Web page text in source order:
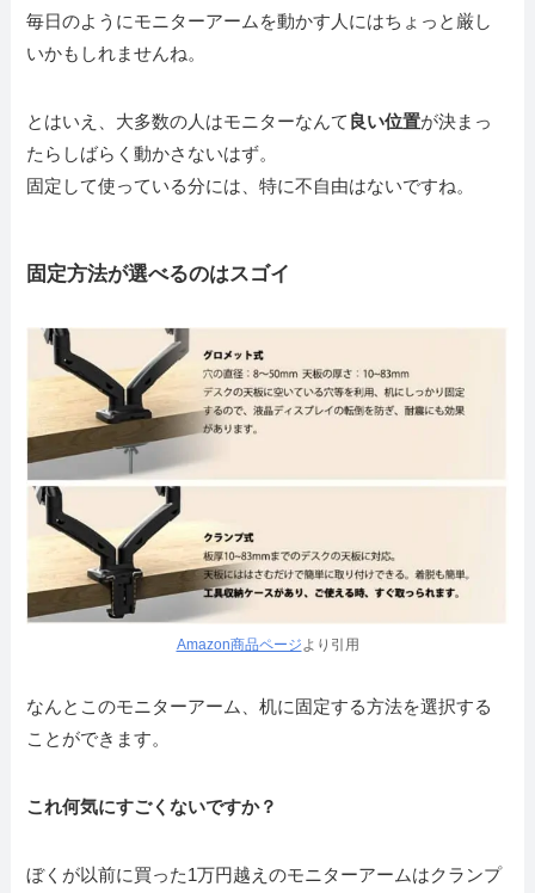
毎日のようにモニターアームを動かす人にはちょっと厳し
いかもしれませんね。
とはいえ、大多数の人はモニターなんて 良い位置が決まっ
たらしばらく動かさないはず。
固定して使っている分には、特に不自由はないですね。
固定方法が選べるのはスゴイ
Amazon商品ページより引用
なんとこのモニターアーム、机に固定する方法を選択する
ことができます。
これ何気にすごくないですか？
ぼくが以前に買った1万円越えのモニターアームはクランプ